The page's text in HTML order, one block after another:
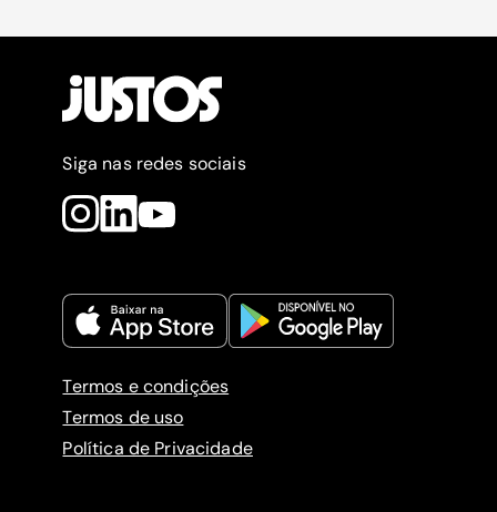
Siga nas redes sociais
Termos e condições
Termos de uso
Política de Privacidade